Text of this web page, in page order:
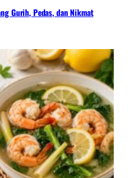
Gurih, Pedas, dan Nikmat